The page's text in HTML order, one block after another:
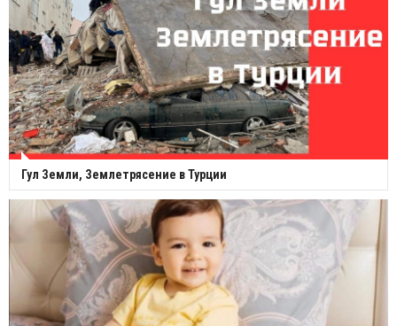
Гул Земли, Землетрясение в Турции